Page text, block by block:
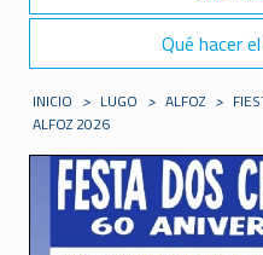
Qué hacer
INICIO > LUGO > ALFOZ >
ALFOZ 2026